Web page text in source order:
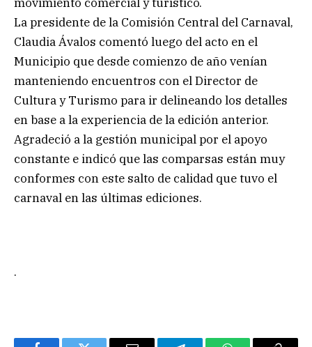
La presidente de la Comisión Central del Carnaval,
Claudia Ávalos comentó luego del acto en el
Municipio que desde comienzo de año venían
manteniendo encuentros con el Director de
Cultura y Turismo para ir delineando los detalles
en base a la experiencia de la edición anterior.
Agradeció a la gestión municipal por el apoyo
constante e indicó que las comparsas están muy
conformes con este salto de calidad que tuvo el
carnaval en las últimas ediciones.
.